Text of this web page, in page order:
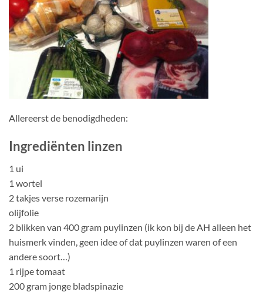
Allereerst de benodigdheden:
Ingrediënten linzen
1 ui
1 wortel
2 takjes verse rozemarijn
olijfolie
2 blikken van 400 gram puylinzen (ik kon bij de AH alleen het
huismerk vinden, geen idee of dat puylinzen waren of een
andere soort…)
1 rijpe tomaat
200 gram jonge bladspinazie